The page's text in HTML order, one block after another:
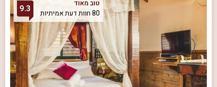
טוב מאוד
80 חוות דעת אמיתיות
9.3